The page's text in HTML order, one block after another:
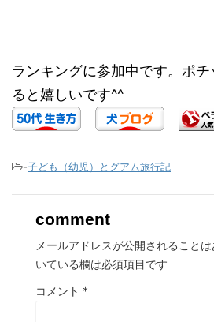
ランキングに参加中です。ポ
ると嬉しいです^^
-子ども（幼児）とグアム旅行記
comment
メールアドレスが公開されることは
いている欄は必須項目です
コメント *